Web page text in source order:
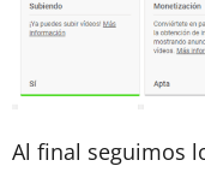
Al final seguimos